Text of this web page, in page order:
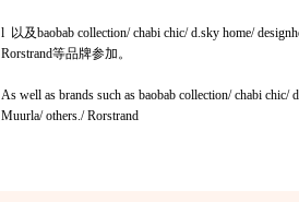
l 以及baobab collection/ chabi chic/ d.sky home/
Rorstrand等品牌参加。
As well as brands such as baobab collection/ chabi
Muurla/ others./ Rorstrand